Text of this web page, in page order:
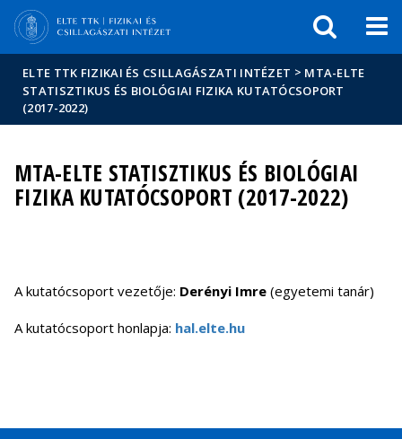
Események
sajtóban
ELTE TTK FIZIKAI ÉS CSILLAGÁSZATI INTÉZET > MTA-ELTE
STATISZTIKUS ÉS BIOLÓGIAI FIZIKA KUTATÓCSOPORT
(2017-2022)
MTA-ELTE STATISZTIKUS ÉS BIOLÓGIAI
FIZIKA KUTATÓCSOPORT (2017-2022)
A kutatócsoport vezetője: Derényi Imre (egyetemi tanár)
A kutatócsoport honlapja: hal.elte.hu